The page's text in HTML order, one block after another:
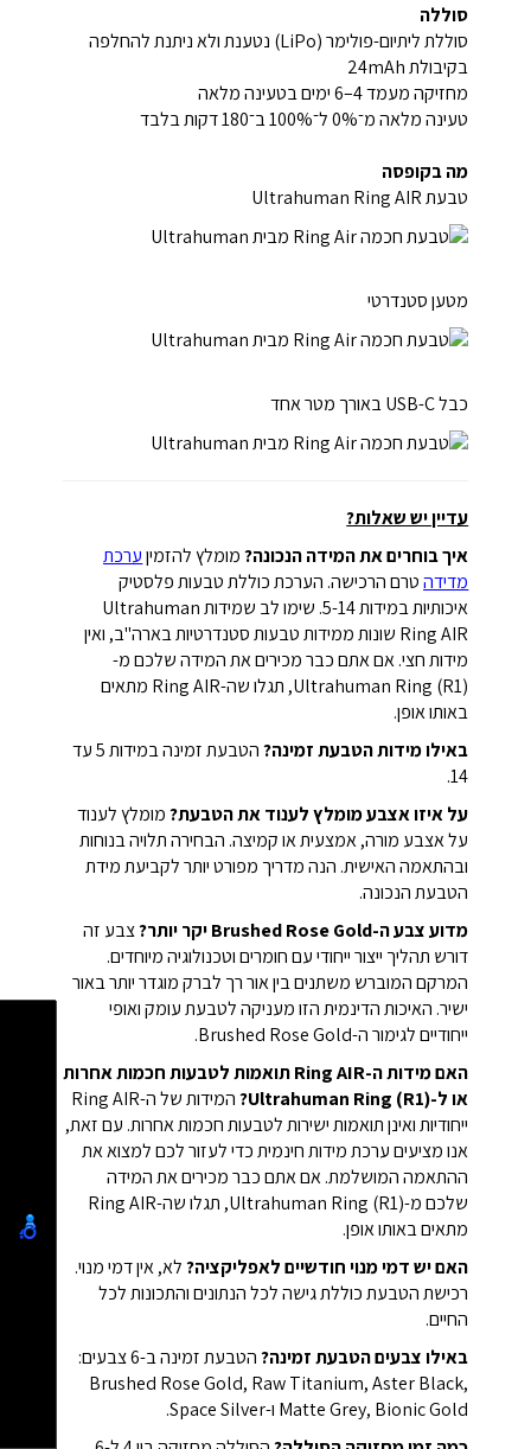
סוללה
סוללת ליתיום-פולימר (LiPo) נטענת ולא ניתנת להחלפה
בקיבולת ‎24mAh‎
מחזיקה מעמד 4–6 ימים בטעינה מלאה
טעינה מלאה מ־0% ל־100% ב־180 דקות בלבד
מה בקופסה
טבעת Ultrahuman Ring AIR
מטען סטנדרטי
כבל USB-C באורך מטר אחד
עדיין יש שאלות?
איך בוחרים את המידה הנכונה?מומלץ להזמיןערכת
מדידהטרם הרכישה. הערכת כוללת טבעות פלסטיק
איכותיות במידות 5-14. שימו לב שמידות Ultrahuman
Ring AIR שונות ממידות טבעות סטנדרטיות בארה"ב, ואין
מידות חצי. אם אתם כבר מכירים את המידה שלכם מ-
Ultrahuman Ring (R1), תגלו שה-Ring AIR מתאים
באותו אופן.
באילו מידות הטבעת זמינה?
הטבעת זמינה במידות 5 עד
14.
על איזו אצבע מומלץ לענוד את הטבעת?מומלץ לענוד
על אצבע מורה, אמצעית או קמיצה. הבחירה תלויה בנוחות
ובהתאמה האישית. הנה מדריך מפורט יותר לקביעת מידת
הטבעת הנכונה.
מדוע צבע ה-Brushed Rose Gold יקר יותר?
צבע זה
דורש תהליך ייצור ייחודי עם חומרים וטכנולוגיה מיוחדים.
המרקם המוברש משתנים בין אור רך לברק מוגדר יותר באור
ישיר. האיכות הדינמית הזו מעניקה לטבעת עומק ואופי
ייחודיים לגימור ה-Brushed Rose Gold.
האם מידות ה-Ring AIR תואמות לטבעות חכמות אחרות
או ל-Ultrahuman Ring (R1)?
המידות של ה-Ring AIR
ייחודיות ואינן תואמות ישירות לטבעות חכמות אחרות. עם זאת,
אנו מציעים ערכת מידות חינמית כדי לעזור לכם למצוא את
ההתאמה המושלמת. אם אתם כבר מכירים את המידה
שלכם מ-Ultrahuman Ring (R1), תגלו שה-Ring AIR
מתאים באותו אופן.
האם יש דמי מנוי חודשיים לאפליקציה?לא, אין דמי מנוי.
רכישת הטבעת כוללת גישה לכל הנתונים והתכונות לכל
החיים.
באילו צבעים הטבעת זמינה?
הטבעת זמינה ב-6 צבעים:
Brushed Rose Gold, Raw Titanium, Aster Black,
Matte Grey, Bionic Gold ו-Space Silver.